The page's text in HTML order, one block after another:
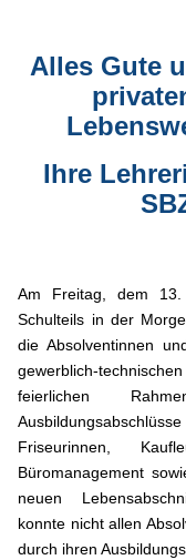
Alles Gute
Ihre
Am Freitag, dem
Schulteils in der
die Absolventinnen
gewerblich-
feierlichen
Friseurinnen,
Büromanagement
neuen
konnte nicht allen
durch ihren